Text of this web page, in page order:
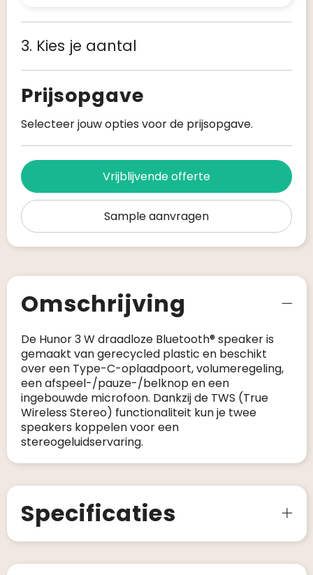
3. Kies je aantal
Prijsopgave
Selecteer jouw opties voor de prijsopgave.
Vrijblijvende offerte
Sample aanvragen
Omschrijving
De Hunor 3 W draadloze Bluetooth® speaker is
gemaakt van gerecycled plastic en beschikt
over een Type-C-oplaadpoort, volumeregeling,
een afspeel-/pauze-/belknop en een
ingebouwde microfoon. Dankzij de TWS (True
Wireless Stereo) functionaliteit kun je twee
speakers koppelen voor een
stereogeluidservaring.
Specificaties